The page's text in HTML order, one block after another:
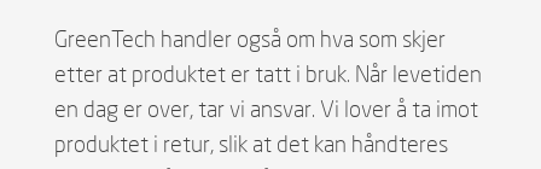
GreenTech handler også om hva som skjer
etter at produktet er tatt i bruk. Når levetiden
en dag er over, tar vi ansvar. Vi lover å ta imot
produktet i retur, slik at det kan håndteres